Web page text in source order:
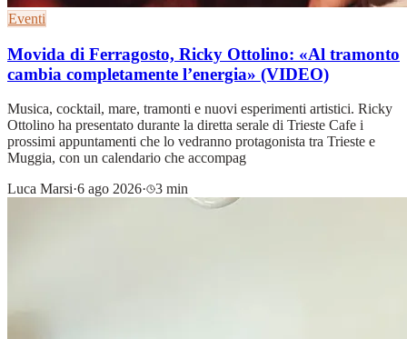
Eventi
Movida di Ferragosto, Ricky Ottolino: «Al tramonto
cambia completamente l’energia» (VIDEO)
Musica, cocktail, mare, tramonti e nuovi esperimenti artistici. Ricky
Ottolino ha presentato durante la diretta serale di Trieste Cafe i
prossimi appuntamenti che lo vedranno protagonista tra Trieste e
Muggia, con un calendario che accompag
Luca Marsi·6 ago 2026· 3 min